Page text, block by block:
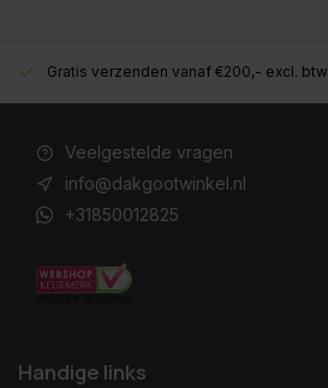
Gratis verzenden vanaf €200,- excl. btw
Veelgestelde vragen
info@dakgootwinkel.nl
+31850012825
Handige links